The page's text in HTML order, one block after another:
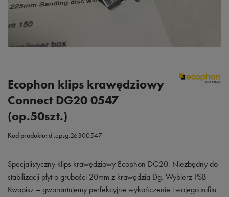
Ecophon klips krawędziowy
Connect DG20 0547
(op.50szt.)
Kod produktu:df.epsg.26300547
Specjalistyczny klips krawędziowy Ecophon DG20. Niezbędny do
stabilizacji płyt o grubości 20mm z krawędzią Dg. Wybierz PSB
Kwapisz – gwarantujemy perfekcyjne wykończenie Twojego sufitu